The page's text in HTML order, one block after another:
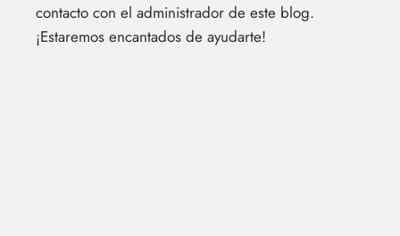
contacto con el administrador de este blog.
¡Estaremos encantados de ayudarte!